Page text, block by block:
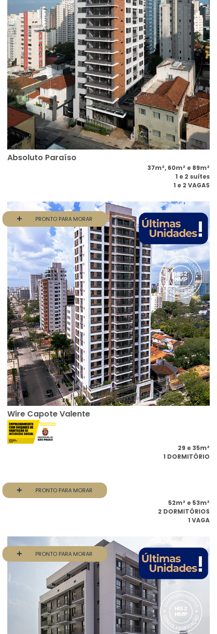
Absoluto Paraíso
37m², 60m² e 89m²
1 e 2 suítes
1 e 2 VAGAS
PRONTO PARA MORAR
Wire Capote Valente
29 e 35m²
1 DORMITÓRIO
PRONTO PARA MORAR
Unix Vila Zelina
52m² e 53m²
2 DORMITÓRIOS
1 VAGA
PRONTO PARA MORAR